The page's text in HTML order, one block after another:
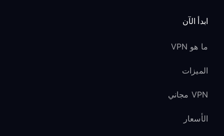
ابدأ الآن
ما هو VPN
الميزات
VPN مجاني
الأسعار